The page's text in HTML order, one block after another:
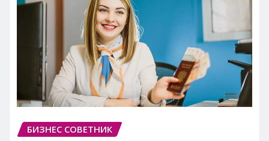
БИЗНЕС СОВЕТНИК